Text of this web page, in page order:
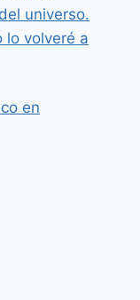
universo.
lo volveré a
en